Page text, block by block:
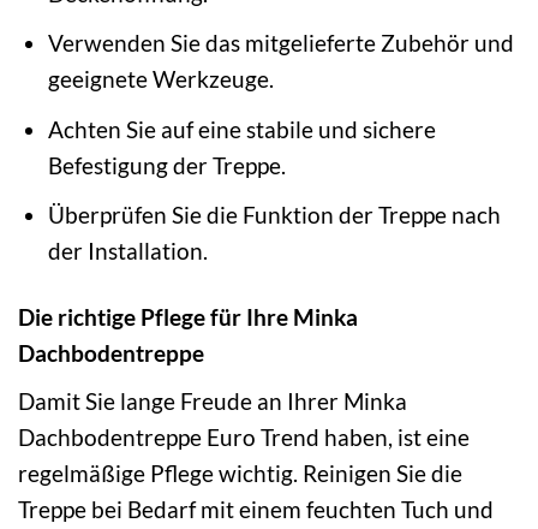
Verwenden Sie das mitgelieferte Zubehör und
geeignete Werkzeuge.
Achten Sie auf eine stabile und sichere
Befestigung der Treppe.
Überprüfen Sie die Funktion der Treppe nach
der Installation.
Die richtige Pflege für Ihre Minka
Dachbodentreppe
Damit Sie lange Freude an Ihrer Minka
Dachbodentreppe Euro Trend haben, ist eine
regelmäßige Pflege wichtig. Reinigen Sie die
Treppe bei Bedarf mit einem feuchten Tuch und